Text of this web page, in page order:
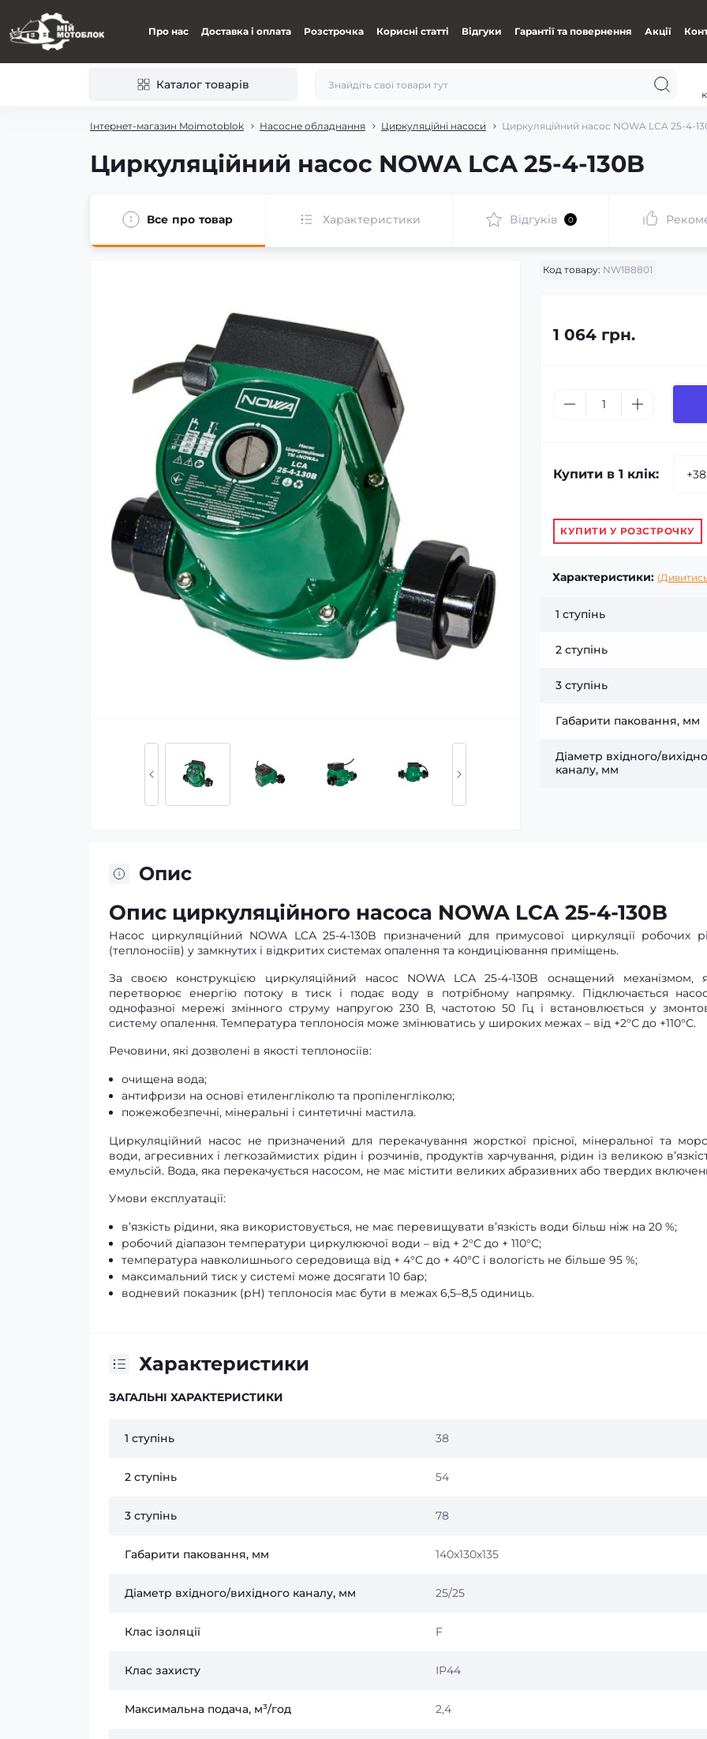
Про нас Доставка і оплата Розстрочка Корисні статті Відгуки Гарантії та повернення Акції
Каталог товарів
Інтернет-магазин Moimotoblok Насосне обладнання Циркуляційні насоси Циркуляційний насос NOWA LCA 25-4-
Циркуляційний насос NOWA LCA 25-4-130B
Все про товар Характеристики Відгуків 0
Код товару: NW188801
1 064 грн.
Купити в 1 клік:
КУПИТИ У РОЗСТРОЧКУ
Характеристики:
1 ступінь
2 ступінь
3 ступінь
Габарити паковання, мм
Діаметр вхідного/
каналу, мм
Опис
Опис циркуляційного насоса NOWA LCА 25-4-130B
Насос циркуляційний NOWA LCА 25-4-130B призначений для примусової циркуляції робочих
(теплоносіїв) у замкнутих і відкритих системах опалення та кондиціювання приміщень.
За своєю конструкцією циркуляційний насос NOWA LCА 25-4-130B оснащений механізмом,
перетворює енергію потоку в тиск і подає воду в потрібному напрямку. Підключається
однофазної мережі змінного струму напругою 230 В, частотою 50 Гц і встановлюється у
систему опалення. Температура теплоносія може змінюватись у широких межах – від +2°С до +110°С.
Речовини, які дозволені в якості теплоносіїв:
очищена вода;
антифризи на основі етиленгліколю та пропіленгліколю;
пожежобезпечні, мінеральні і синтетичні мастила.
Циркуляційний насос не призначений для перекачування жорсткої прісної, мінеральної та
води, агресивних і легкозаймистих рідин і розчинів, продуктів харчування, рідин із великою
емульсій. Вода, яка перекачується насосом, не має містити великих абразивних або твердих
Умови експлуатації:
в’язкість рідини, яка використовується, не має перевищувати в’язкість води більш ніж на 20 %;
робочий діапазон температури циркулюючої води – від + 2°С до + 110°С;
температура навколишнього середовища від + 4°С до + 40°С і вологість не більше 95 %;
максимальний тиск у системі може досягати 10 бар;
водневий показник (рН) теплоносія має бути в межах 6,5–8,5 одиниць.
Характеристики
ЗАГАЛЬНІ ХАРАКТЕРИСТИКИ
1 ступінь 38
2 ступінь 54
3 ступінь 78
Габарити паковання, мм 140х130х135
Діаметр вхідного/вихідного каналу, мм 25/25
Клас ізоляції F
Клас захисту ІР44
Максимальна подача, м³/год 2,4